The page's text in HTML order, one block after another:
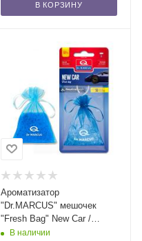
В КОРЗИНУ
Ароматизатор
"Dr.MARСUS" мешочек
"Fresh Bag" New Car /
уп-18/72
В наличии